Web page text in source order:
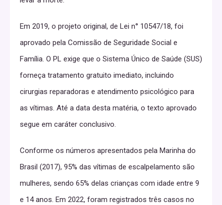
Em 2019, o projeto original, de Lei n° 10547/18, foi
aprovado pela Comissão de Seguridade Social e
Família. O PL exige que o Sistema Único de Saúde (SUS)
forneça tratamento gratuito imediato, incluindo
cirurgias reparadoras e atendimento psicológico para
as vítimas. Até a data desta matéria, o texto aprovado
segue em caráter conclusivo.
Conforme os números apresentados pela Marinha do
Brasil (2017), 95% das vítimas de escalpelamento são
mulheres, sendo 65% delas crianças com idade entre 9
e 14 anos. Em 2022, foram registrados três casos no